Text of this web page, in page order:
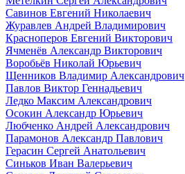
Савинов Евгений Николаевич
Журавлев Андрей Владимирович
Красноперов Евгений Викторович
Ячменёв Александр Викторович
Воробьёв Николай Юрьевич
Щенников Владимир Александрович
Павлов Виктор Геннадьевич
Ледко Максим Александрович
Осокин Александр Юрьевич
Любченко Андрей Александрович
Парамонов Александр Павлович
Герасин Сергей Анатольевич
Синьков Иван Валерьевич